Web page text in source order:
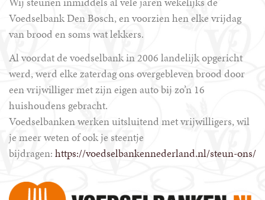
Voedselbank Den Bosch, en voorzien hen elke vrijdag
van brood en soms wat lekkers.
Al voordat de voedselbank in 2006 landelijk opgericht
werd, werd elke zaterdag ons overgebleven brood door
een vrijwilliger met zijn eigen auto bij zo’n 16
huishoudens gebracht.
Voedselbanken werken uitsluitend met vrijwilligers, wil
je meer weten of ook je steentje
bijdragen: https://voedselbankennederland.nl/steun-ons/